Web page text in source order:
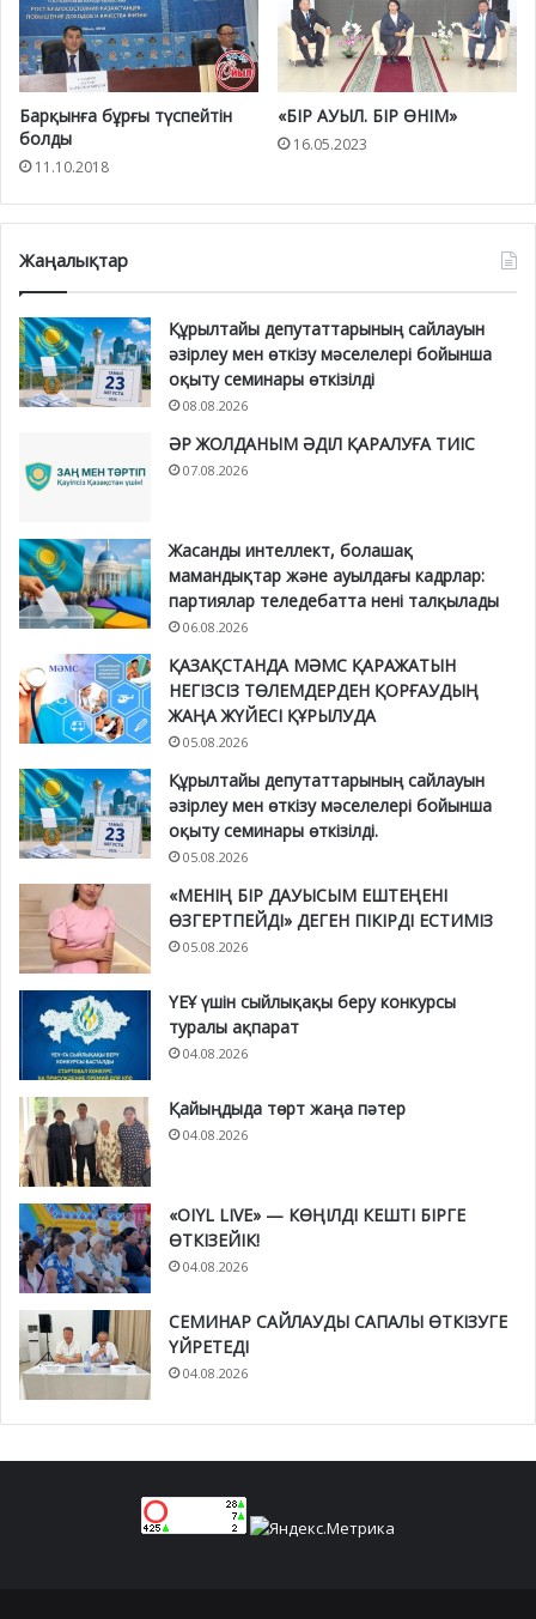
Барқынға бұрғы түспейтін
болды
11.10.2018
«БІР АУЫЛ. БІР ӨНІМ»
16.05.2023
Жаңалықтар
Құрылтайы депутаттарының сайлауын
әзірлеу мен өткізу мәселелері бойынша
оқыту семинары өткізілді
08.08.2026
ӘР ЖОЛДАНЫМ ӘДІЛ ҚАРАЛУҒА ТИІС
07.08.2026
Жасанды интеллект, болашақ
мамандықтар және ауылдағы кадрлар:
партиялар теледебатта нені талқылады
06.08.2026
ҚАЗАҚСТАНДА МӘМС ҚАРАЖАТЫН
НЕГІЗСІЗ ТӨЛЕМДЕРДЕН ҚОРҒАУДЫҢ
ЖАҢА ЖҮЙЕСІ ҚҰРЫЛУДА
05.08.2026
Құрылтайы депутаттарының сайлауын
әзірлеу мен өткізу мәселелері бойынша
оқыту семинары өткізілді.
05.08.2026
«МЕНІҢ БІР ДАУЫСЫМ ЕШТЕҢЕНІ
ӨЗГЕРТПЕЙДІ» ДЕГЕН ПІКІРДІ ЕСТИМІЗ
05.08.2026
ҮЕҰ үшін сыйлықақы беру конкурсы
туралы ақпарат
04.08.2026
Қайыңдыда төрт жаңа пәтер
04.08.2026
«OIYL LIVE» — КӨҢІЛДІ КЕШТІ БІРГЕ
ӨТКІЗЕЙІК!
04.08.2026
СЕМИНАР САЙЛАУДЫ САПАЛЫ ӨТКІЗУГЕ
ҮЙРЕТЕДІ
04.08.2026